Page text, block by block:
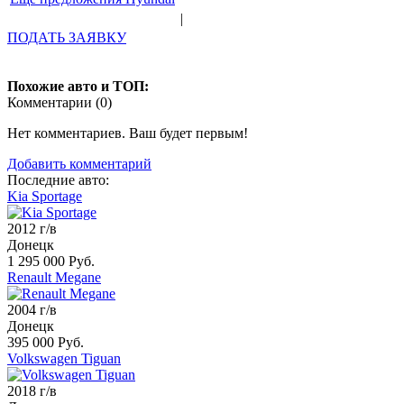
|
ПОДАТЬ ЗАЯВКУ
Похожие авто и ТОП:
Комментарии (0)
Нет комментариев. Ваш будет первым!
Добавить комментарий
Последние авто:
Kia Sportage
2012 г/в
Донецк
1 295 000 Руб.
Renault Megane
2004 г/в
Донецк
395 000 Руб.
Volkswagen Tiguan
2018 г/в